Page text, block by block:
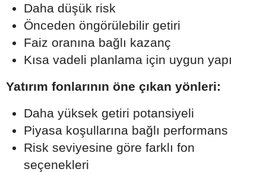
Daha düşük risk
Önceden öngörülebilir getiri
Faiz oranına bağlı kazanç
Kısa vadeli planlama için uygun yapı
Yatırım fonlarının öne çıkan yönleri:
Daha yüksek getiri potansiyeli
Piyasa koşullarına bağlı performans
Risk seviyesine göre farklı fon
seçenekleri